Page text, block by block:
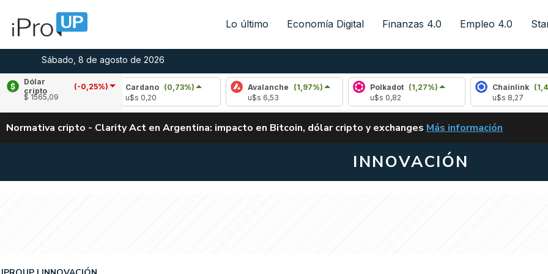
Lo último Economía Digital Finanzas 4.0 Empleo 4.0
Sábado, 8 de agosto de 2026
Dólar
cripto
(-0,25%)
$ 1565,09
Cardano
(0,73%)
Avalanche
(1,97%)
Polkadot (1,27%)
Chainlink (1,48%)
Normativa cripto - Clarity Act en Argentina: impacto en Bitcoin, dólar cripto y exchanges CLARITY ACT EN
Más información
INNOVACIÓN